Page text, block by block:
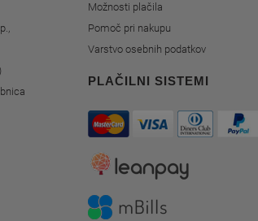
Možnosti plačila
Pomoč pri nakupu
Varstvo osebnih podatkov
PLAČILNI SISTEMI